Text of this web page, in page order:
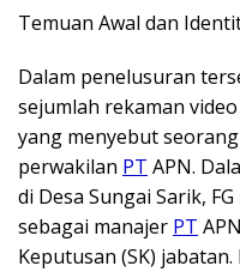
Temuan Awal dan
Dalam penelusuran
sejumlah rekaman
yang menyebut
perwakilan PT APN.
di Desa Sungai Sarik,
sebagai manajer PT
Keputusan (SK) jabatan.